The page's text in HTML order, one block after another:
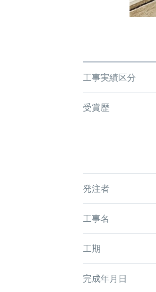
工事実績区分
受賞歴
発注者
工事名
工期
完成年月日